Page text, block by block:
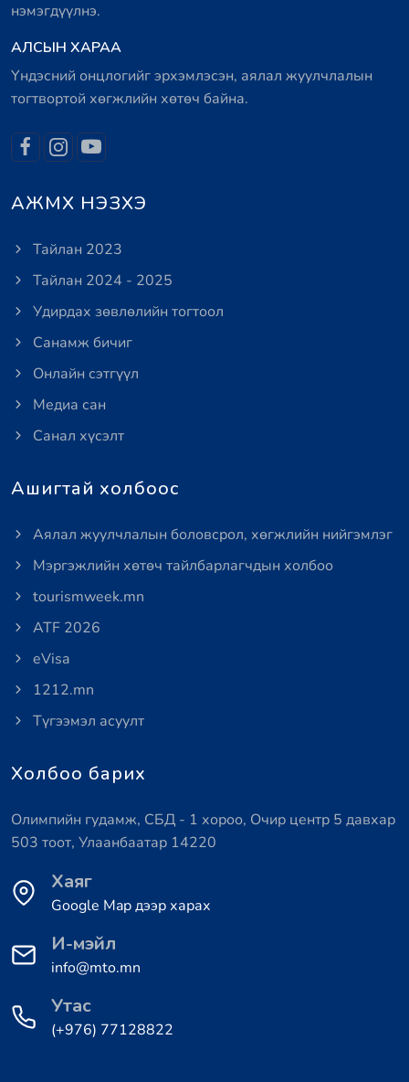
нэмэгдүүлнэ.
АЛСЫН ХАРАА
Үндэсний онцлогийг эрхэмлэсэн, аялал жуулчлалын
тогтвортой хөгжлийн хөтөч байна.
АЖМХ НЭЗХЭ
Тайлан 2023
Тайлан 2024 - 2025
Удирдах зөвлөлийн тогтоол
Санамж бичиг
Онлайн сэтгүүл
Медиа сан
Санал хүсэлт
Ашигтай холбоос
Аялал жуулчлалын боловсрол, хөгжлийн нийгэмлэг
Мэргэжлийн хөтөч тайлбарлагчдын холбоо
tourismweek.mn
ATF 2026
eVisa
1212.mn
Түгээмэл асуулт
Холбоо барих
Олимпийн гудамж, СБД - 1 хороо, Очир центр 5 давхар
503 тоот, Улаанбаатар 14220
Хаяг
Google Map дээр харах
И-мэйл
info@mto.mn
Утас
(+976) 77128822